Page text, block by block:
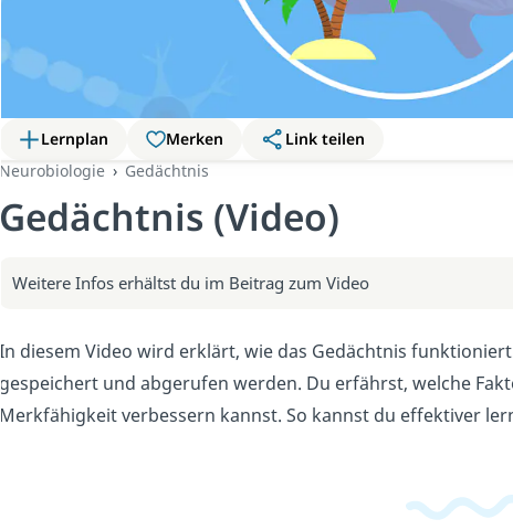
Lernplan Merken
Link teilen
Neurobiologie
Gedächtnis
Gedächtnis (Video)
Weitere Infos erhältst du im Beitrag zum Video
In diesem Video wird erklärt, wie das Gedächtnis
gespeichert und abgerufen werden. Du erfährst, welche
Merkfähigkeit verbessern kannst. So kannst du effektiver